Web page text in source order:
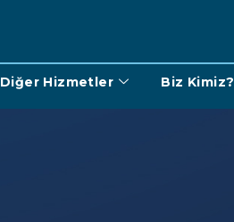
Diğer Hizmetler Biz Kimiz?